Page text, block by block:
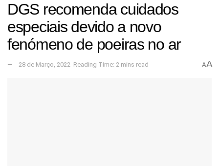
DGS recomenda cuidados
especiais devido a novo
fenómeno de poeiras no ar
28 de Março, 2022 Reading Time: 2 mins read AA